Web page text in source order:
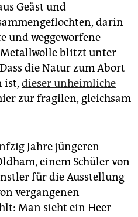
Geäst und
darin
und weggeworfene
Metallwolle blitzt unter
die Natur zum Abort
ist, dieser unheimliche
zur fragilen, gleichsam
Jahre jüngeren
einem Schüler von
für die Ausstellung
vergangenen
Man sieht ein Heer